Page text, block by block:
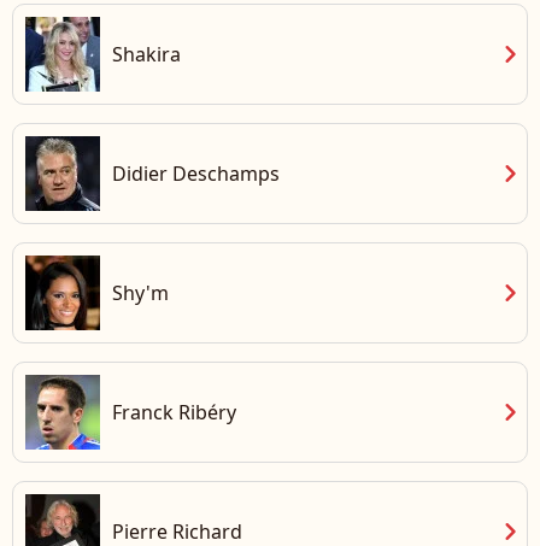
Shakira chevron_right
Didier Deschamps chevron_right
Shy'm chevron_right
Franck Ribéry chevron_right
Pierre Richard chevron_right